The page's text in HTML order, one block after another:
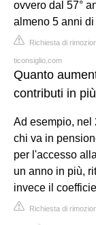
ovvero dal 57°
almeno 5 anni di
Richiesta di
ticonsiglio.com
Quanto
contributi in
Ad esempio, nel
chi va in
per l'accesso
un anno in più,
invece il
Richiesta di